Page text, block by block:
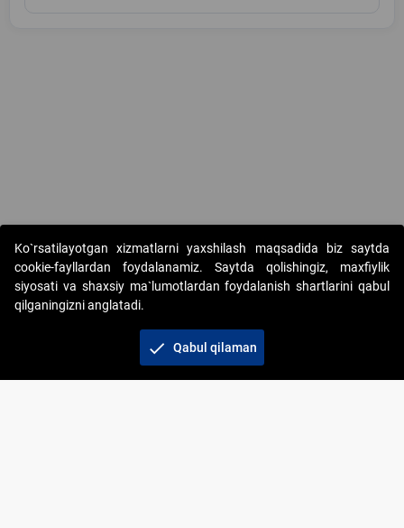
Copyright © 2017-2026. "Elektron onlayn-auksionlarni tashkil etish"
AJ. Barcha huquqlar himoyalangan
+998 71 202-21-11
Ko`rsatilayotgan xizmatlarni yaxshilash maqsadida biz saytda
cookie-fayllardan foydalanamiz. Saytda qolishingiz, maxfiylik
siyosati va shaxsiy ma`lumotlardan foydalanish shartlarini qabul
qilganingizni anglatadi.
check Qabul qilaman